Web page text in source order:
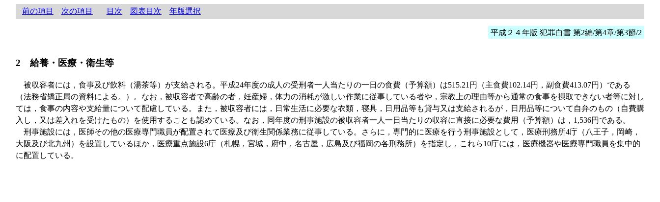
前の項目 次の項目 目次 図表目次 年版選択
平成２４年版 犯罪白書 第2編/第4章/第3節/2
2 給養・医療・衛生等
被収容者には，食事及び飲料（湯茶等）が支給される。平成24年度の成人の受刑者一人当たりの一日の食費（予算額）は515.21円（主食費102.14円，副食費413.07円）である
（法務省矯正局の資料による。）。なお，被収容者で高齢の者，妊産婦，体力の消耗が激しい作業に従事している者や，宗教上の理由等から通常の食事を摂取できない者等に対し
ては，食事の内容や支給量について配慮している。また，被収容者には，日常生活に必要な衣類，寝具，日用品等も貸与又は支給されるが，日用品等について自弁のもの（自費購
入し，又は差入れを受けたもの）を使用することも認めている。なお，同年度の刑事施設の被収容者一人一日当たりの収容に直接に必要な費用（予算額）は，1,536円である。
刑事施設には，医師その他の医療専門職員が配置されて医療及び衛生関係業務に従事している。さらに，専門的に医療を行う刑事施設として，医療刑務所4庁（八王子，岡崎，
大阪及び北九州）を設置しているほか，医療重点施設6庁（札幌，宮城，府中，名古屋，広島及び福岡の各刑務所）を指定し，これら10庁には，医療機器や医療専門職員を集中的
に配置している。